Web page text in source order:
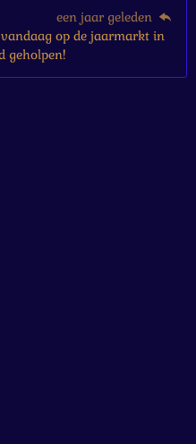
een jaar geleden
op de jaarmarkt in
geholpen!